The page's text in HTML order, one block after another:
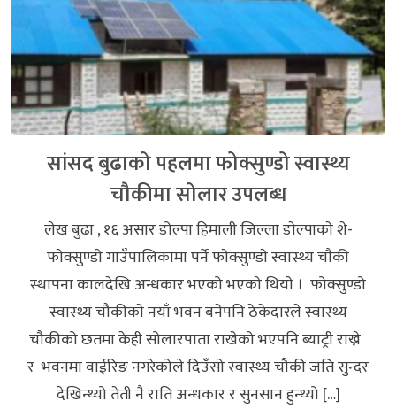
सांसद बुढाको पहलमा फोक्सुण्डो स्वास्थ्य
चौकीमा सोलार उपलब्ध
लेख बुढा , १६ असार डोल्पा हिमाली जिल्ला डाेल्पाकाे शे-
फाेक्सुण्डाे गाउँपालिकामा पर्ने फाेक्सुण्डाे स्वास्थ्य चाैकी
स्थापना कालदेखि अन्धकार भएको भएकाे थियाे । फोक्सुण्डो
स्वास्थ्य चौकीकाे नयाँ भवन बनेपनि ठेकेदारले स्वास्थ्य
चौकीको छतमा केही सोलारपाता राखेको भएपनि ब्याट्री राख्ने
र भवनमा वाईरिङ नगरेकोले दिउँसो स्वास्थ्य चौकी जति सुन्दर
देखिन्थ्यो तेती नै राति अन्धकार र सुनसान हुन्थ्यो […]